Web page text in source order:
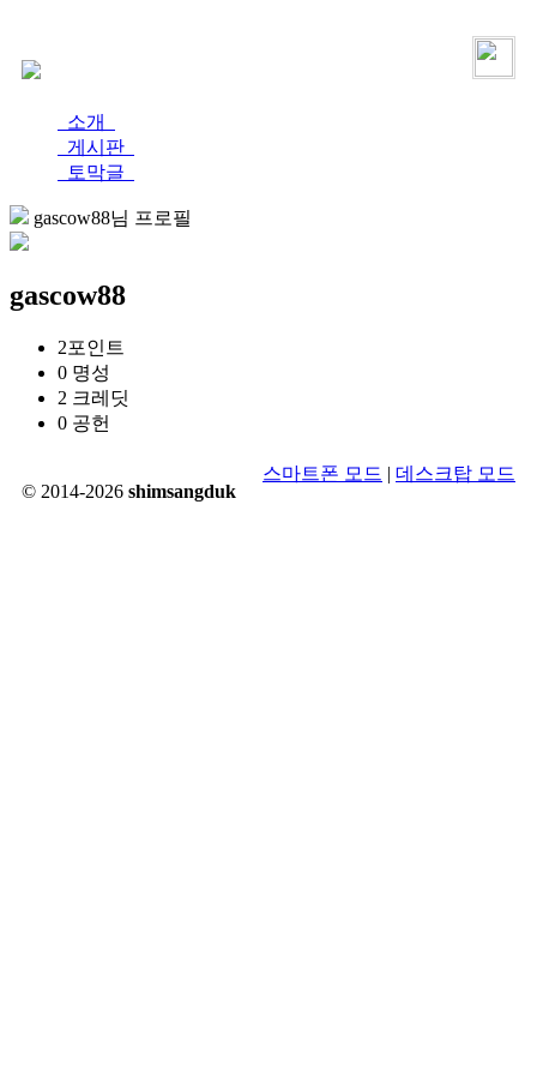
소개
게시판
토막글
gascow88님 프로필
gascow88
2포인트
0 명성
2 크레딧
0 공헌
© 2014-2026 shimsangduk
스마트폰 모드 | 데스크탑 모드